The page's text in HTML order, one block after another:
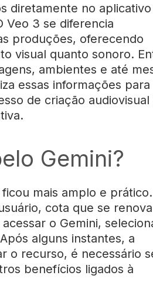
diretamente no
Veo 3 se diferencia
produções, oferecendo
visual quanto sonoro.
ambientes e até
essas informações para
de criação
Gemini?
mais amplo e prático.
cota que se renova
o Gemini,
alguns instantes, a
o recurso, é necessário
benefícios ligados à